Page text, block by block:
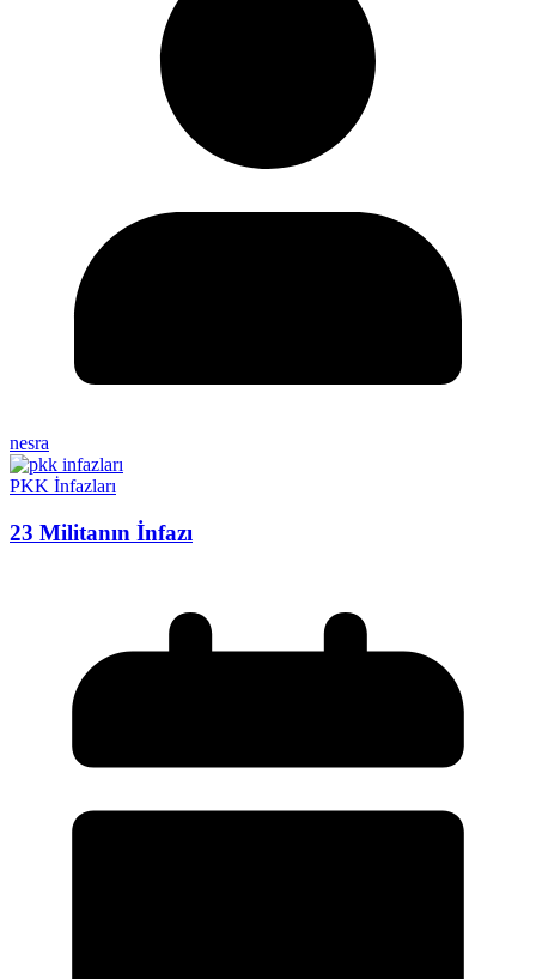
nesra
PKK İnfazları
23 Militanın İnfazı